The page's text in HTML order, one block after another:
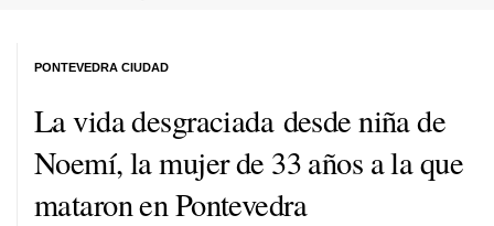
La vida desgraciada desde niña de
Noemí, la mujer de 33 años a la que
mataron en Pontevedra
PONTEVEDRA CIUDAD